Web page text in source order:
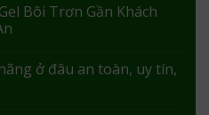
Bôi Trơn Gần Khách
ở đâu an toàn, uy tín,